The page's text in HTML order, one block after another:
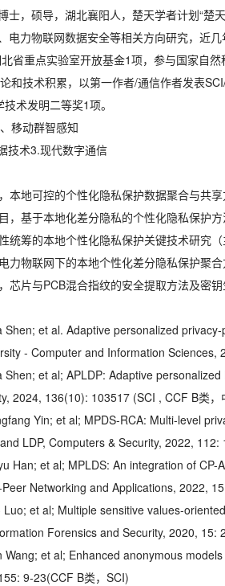
士，硕导，湖北襄阳人，楚天学者计划“楚
电力物联网数据安全等相关方向研究，近
省重点实验室开放基金1项，参与国家自
和技术积累，以第一作者/通信作者发表
术发明二等奖1项。
移动群智感知
技术3.现代数字通信
本地可控的个性化隐私保护数据聚合与共享
，基于本地化差分隐私的个性化隐私保护方
统筹的本地个性化隐私保护关键技术研究（
力物联网下的本地个性化差分隐私保护聚合
芯片与PCB混合指纹的安全提取方法及密钥
Shen; et al. Adaptive personalized
- Computer and Information Sciences,
Shen; et al; APLDP: Adaptive
2024, 136(10): 103517 (SCI , CCF B类，
Yin; et al; MPDS-RCA: Multi-level
LDP, Computers & Security, 2022,
Han; et al; MPLDS: An integration of
Networking and Applications, 2022,
Luo; et al; Multiple sensitive values-
Forensics and Security, 2020, 15:
Wang; et al; Enhanced anonymous
9-23(CCF B类，SCI)